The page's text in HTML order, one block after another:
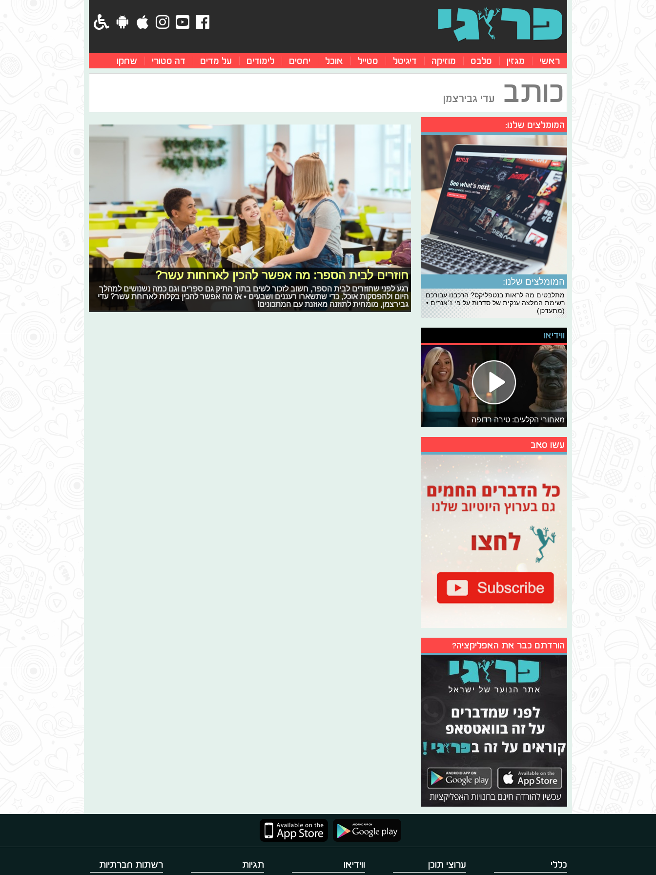
ראשי מגזין סלבס מוזיקה דיגיטל סטייל אוכל יחסים לימודים על מדים דה סטורי שחקו
כותב עדי גבירצמן
חוזרים לבית הספר: מה אפשר להכין לארוחות עשר?
רגע לפני שחוזרים לבית הספר, חשוב לזכור לשים בתוך התיק גם ספרים וגם כמה נשנושים למהלך
היום ולהפסקות אוכל, כדי שתשארו רעננים ושבעים • אז מה אפשר להכין בקלות לארוחת עשר? עדי
גבירצמן, מומחית לתוזנה מאוזנת עם המתכונים!
המומלצים שלנו:
המומלצים שלנו:
מתלבטים מה לראות בנטפליקס? הרכבנו עבורכם
רשימת המלצה ענקית של סדרות על פי ז׳אנרים •
(מתעדכן)
ווידיאו
מאחורי הקלעים: טירה רדופה
עשו סאב
הורדתם כבר את האפליקציה?
כללי ערוצי תוכן ווידיאו תגיות רשתות חברתיות